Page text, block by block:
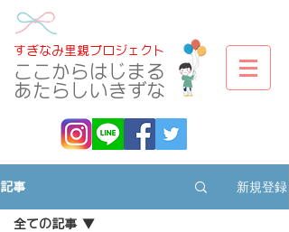
​ここからはじまる
あたらしいきずな
​すぎなみ里親プロジェクト
記事 新規登録
全ての記事